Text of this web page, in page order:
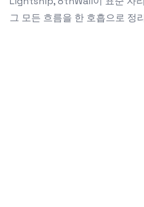
그 모든 흐름을 한 호흡으로 정